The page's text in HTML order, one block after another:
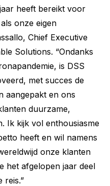
heeft bereikt voor
onze eigen
Chief Executive
Solutions. “Ondanks
is DSS
met succes de
aangepakt en ons
duurzame,
Ik kijk vol enthousiasme
heeft en wil namens
onze klanten
het afgelopen jaar deel
reis.”